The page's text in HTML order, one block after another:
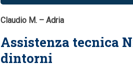
Claudio M. – Adria
Assistenza tecnica
dintorni